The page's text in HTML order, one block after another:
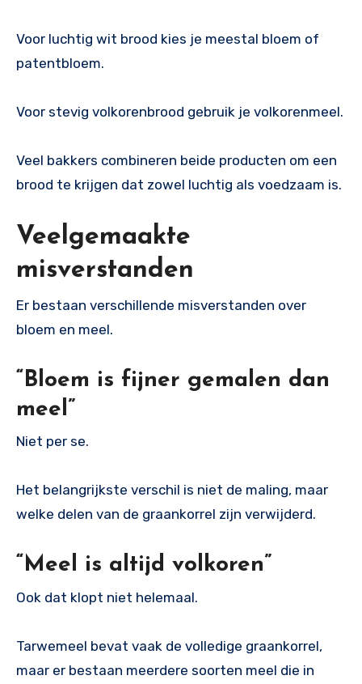
Voor luchtig wit brood kies je meestal bloem of
patentbloem.
Voor stevig volkorenbrood gebruik je volkorenmeel.
Veel bakkers combineren beide producten om een
brood te krijgen dat zowel luchtig als voedzaam is.
Veelgemaakte
misverstanden
Er bestaan verschillende misverstanden over
bloem en meel.
“Bloem is fijner gemalen dan
meel”
Niet per se.
Het belangrijkste verschil is niet de maling, maar
welke delen van de graankorrel zijn verwijderd.
“Meel is altijd volkoren”
Ook dat klopt niet helemaal.
Tarwemeel bevat vaak de volledige graankorrel,
maar er bestaan meerdere soorten meel die in